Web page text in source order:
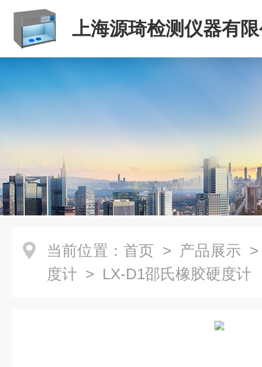
上海源琦检测仪器有
当前位置： 首页 > 产品展示
度计 > LX-D1邵氏橡胶硬度计